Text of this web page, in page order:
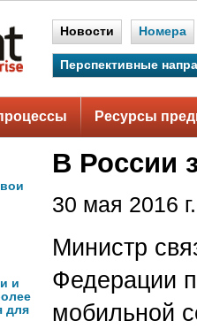
Новости Номера
Перспективные
Ресурсы
и
для
В России
30 мая 2016 г.
Министр
Федерации
мобильной